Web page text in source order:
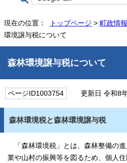
現在の位置： トップページ > 町政情報
環境譲与税について
森林環境譲与税について
ページID1003754 更新日 令和8
森林環境税と森林環境譲与税
「森林環境税」とは、森林整備の
業や山村の振興等を図るため、個人